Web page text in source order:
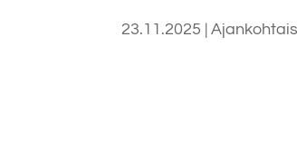
23.11.2025 |